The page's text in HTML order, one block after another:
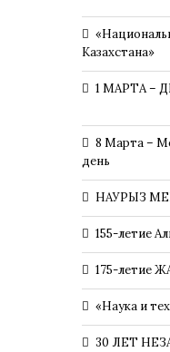
Казахстана»
1 МАРТА –
8 Марта –
день
НАУРЫЗ
155-летие
175-летие
«Наука и
30 ЛЕТ